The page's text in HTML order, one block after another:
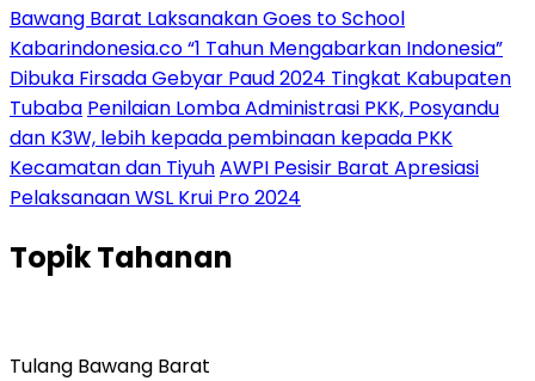
Bawang Barat Laksanakan Goes to School
Kabarindonesia.co “1 Tahun Mengabarkan Indonesia”
Dibuka Firsada Gebyar Paud 2024 Tingkat Kabupaten
Tubaba Penilaian Lomba Administrasi PKK, Posyandu
dan K3W, lebih kepada pembinaan kepada PKK
Kecamatan dan TiyuhAWPI Pesisir Barat Apresiasi
Pelaksanaan WSL Krui Pro 2024
TopikTahanan
Tulang Bawang Barat